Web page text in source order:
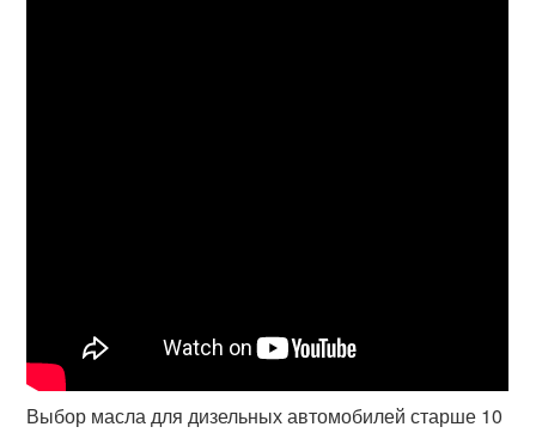
Выбор масла для дизельных автомобилей старше 10